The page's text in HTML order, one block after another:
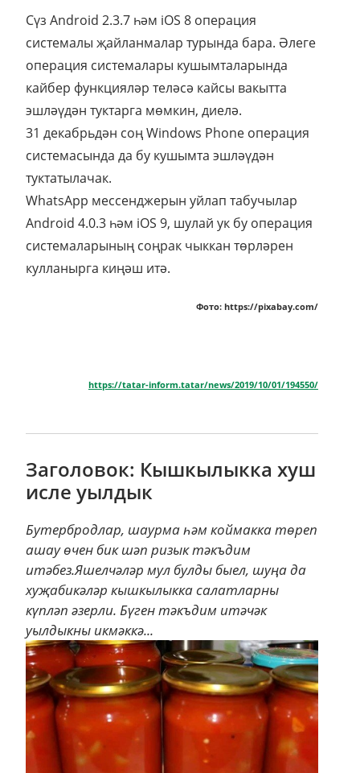
Сүз Android 2.3.7 һәм iOS 8 операция
системалы җайланмалар турында бара. Әлеге
операция системалары кушымталарында
кайбер функцияләр теләсә кайсы вакытта
эшләүдән туктарга мөмкин, диелә.
31 декабрьдән соң Windows Phone операция
системасында да бу кушымта эшләүдән
туктатылачак.
WhatsApp мессенджерын уйлап табучылар
Android 4.0.3 һәм iOS 9, шулай ук бу операция
системаларының соңрак чыккан төрләрен
кулланырга киңәш итә.
Фото: https://pixabay.com/
https://tatar-inform.tatar/news/2019/10/01/194550/
Заголовок: Кышкылыкка хуш
исле уылдык
Бутербродлар, шаурма һәм коймакка төреп
ашау өчен бик шәп ризык тәкъдим
итәбез.Яшелчәләр мул булды быел, шуңа да
хуҗабикәләр кышкылыкка салатларны
күпләп әзерли. Бүген тәкъдим итәчәк
уылдыкны икмәккә...